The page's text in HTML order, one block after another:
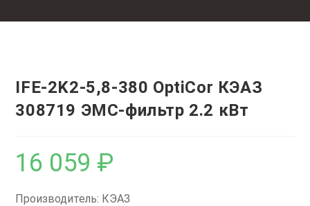
IFE-2K2-5,8-380 OptiCor КЭАЗ
308719 ЭМС-фильтр 2.2 кВт
16 059 ₽
Производитель: КЭАЗ